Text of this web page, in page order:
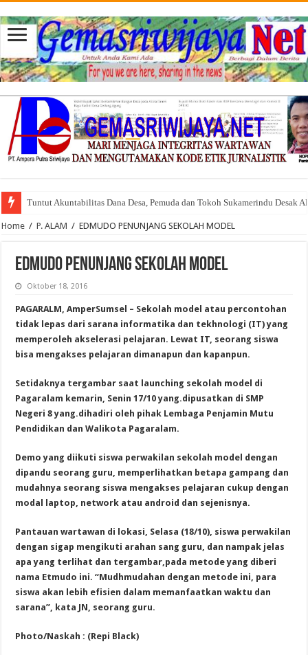
Tuntut Akuntabilitas Dana Desa, Pemuda dan Tokoh Sukamerindu Desak
Home / P. ALAM / EDMUDO PENUNJANG SEKOLAH MODEL
EDMUDO PENUNJANG SEKOLAH MODEL
Oktober 18, 2016
PAGARALM, AmperSumsel – Sekolah model atau percontohan
tidak lepas dari sarana informatika dan tekhnologi (IT) yang
memperoleh akselerasi pelajaran. Lewat IT, seorang siswa
bisa mengakses pelajaran dimanapun dan kapanpun.
Setidaknya tergambar saat launching sekolah model di
Pagaralam kemarin, Senin 17/10 yang.dipusatkan di SMP
Negeri 8 yang.dihadiri oleh pihak Lembaga Penjamin Mutu
Pendidikan dan Walikota Pagaralam.
Demo yang diikuti siswa perwakilan sekolah model dengan
dipandu seorang guru, memperlihatkan betapa gampang dan
mudahnya seorang siswa mengakses pelajaran cukup dengan
modal laptop, network atau android dan sejenisnya.
Pantauan wartawan di lokasi, Selasa (18/10), siswa perwakilan
dengan sigap mengikuti arahan sang guru, dan nampak jelas
apa yang terlihat dan tergambar,pada metode yang diberi
nama Etmudo ini. “Mudhmudahan dengan metode ini, para
siswa akan lebih efisien dalam memanfaatkan waktu dan
sarana”, kata JN, seorang guru.
Photo/Naskah : (Repi Black)